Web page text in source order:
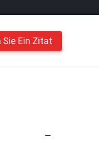
Sie Ein Zitat